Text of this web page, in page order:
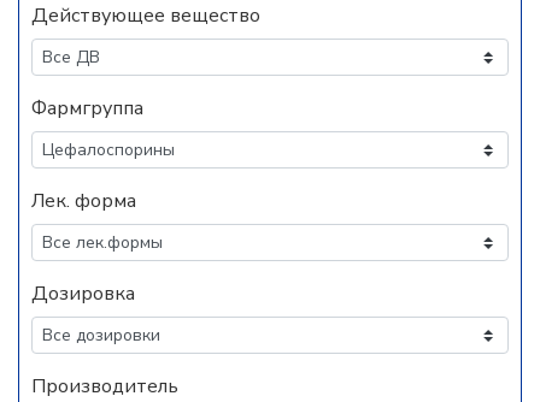
Действующее вещество
Фармгруппа
Лек. форма
Дозировка
Производитель